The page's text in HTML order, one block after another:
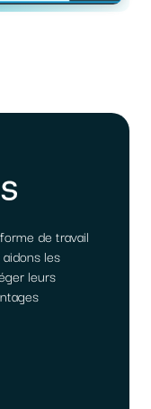
de travail
les
leurs